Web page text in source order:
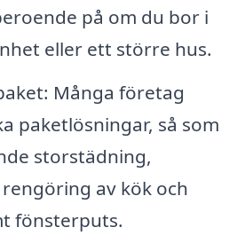
på om du bor i
eller ett större hus.
Många företag
paketlösningar, så som
storstädning,
av kök och
fönsterputs.